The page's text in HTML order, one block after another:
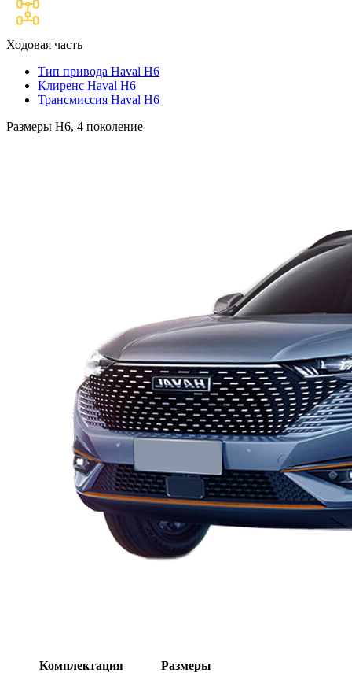
Ходовая часть
Тип привода Haval H6
Клиренс Haval H6
Трансмиссия Haval H6
Размеры H6, 4 поколение
Комплектация
Размеры